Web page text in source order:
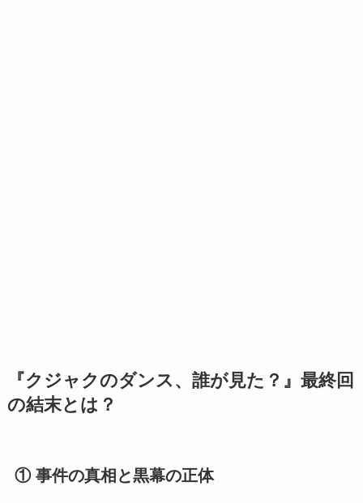
『クジャクのダンス、誰が見た？』最終回
の結末とは？
① 事件の真相と黒幕の正体